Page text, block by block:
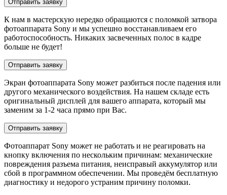
Отправить заявку
К нам в мастерскую нередко обращаются с поломкой затвора
фотоаппарата Sony и мы успешно восстанавливаем его
работоспособность. Никаких засвеченных полос в кадре
больше не будет!
Отправить заявку
Экран фотоаппарата Sony может разбиться после падения или
другого механического воздействия. На нашем складе есть
оригинальный дисплей для вашего аппарата, который мы
заменим за 1-2 часа прямо при Вас.
Отправить заявку
Фотоаппарат Sony может не работать и не реагировать на
кнопку включения по нескольким причинам: механические
повреждения разъема питания, неисправый аккумулятор или
сбой в программном обеспечении. Мы проведём бесплатную
диагностику и недорого устраним причину поломки.